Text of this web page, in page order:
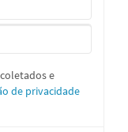
de privacidade